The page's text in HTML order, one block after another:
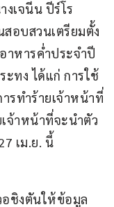
งเจนีน ปีร์โร
สอบสวนเตรียมตั้ง
าหารค่ำประจำปี
ทง ได้แก่ การใช้
รทำร้ายเจ้าหน้าที่
เจ้าหน้าที่จะนำตัว
เม.ย. นี้
อชิงตันให้ข้อมูล